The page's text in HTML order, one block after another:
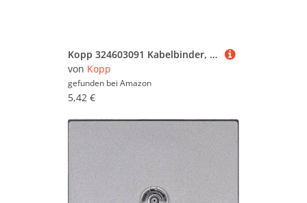
Kopp 324603091 Kabelbinder, 50 Stück, je 10 Stück, 200 x 4.6 mm, blau/rot/gelb/grün/schwarz
von Kopp
gefunden bei Amazon
5,42 €